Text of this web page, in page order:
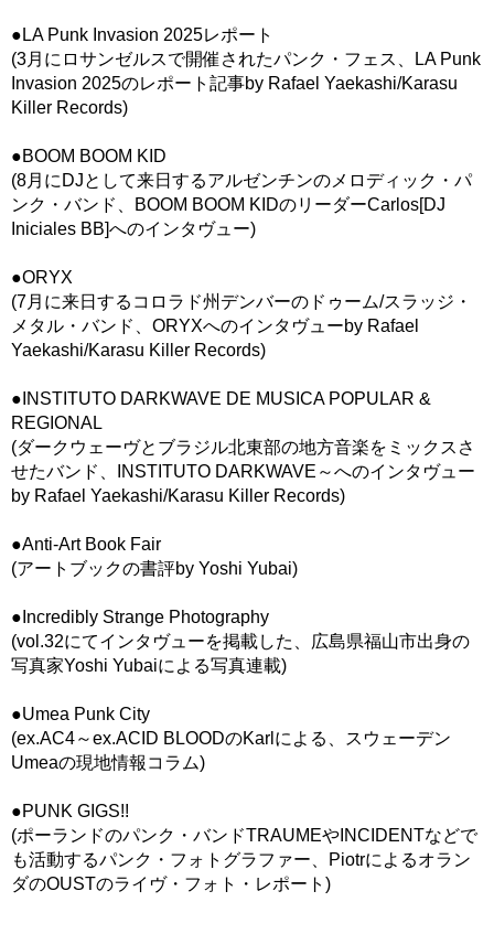
●LA Punk Invasion 2025レポート
(3月にロサンゼルスで開催されたパンク・フェス、LA Punk
Invasion 2025のレポート記事by Rafael Yaekashi/Karasu
Killer Records)
●BOOM BOOM KID
(8月にDJとして来日するアルゼンチンのメロディック・パ
ンク・バンド、BOOM BOOM KIDのリーダーCarlos[DJ
Iniciales BB]へのインタヴュー)
●ORYX
(7月に来日するコロラド州デンバーのドゥーム/スラッジ・
メタル・バンド、ORYXへのインタヴューby Rafael
Yaekashi/Karasu Killer Records)
●INSTITUTO DARKWAVE DE MUSICA POPULAR &
REGIONAL
(ダークウェーヴとブラジル北東部の地方音楽をミックスさ
せたバンド、INSTITUTO DARKWAVE～へのインタヴュー
by Rafael Yaekashi/Karasu Killer Records)
●Anti-Art Book Fair
(アートブックの書評by Yoshi Yubai)
●Incredibly Strange Photography
(vol.32にてインタヴューを掲載した、広島県福山市出身の
写真家Yoshi Yubaiによる写真連載)
●Umea Punk City
(ex.AC4～ex.ACID BLOODのKarlによる、スウェーデン
Umeaの現地情報コラム)
●PUNK GIGS!!
(ポーランドのパンク・バンドTRAUMEやINCIDENTなどで
も活動するパンク・フォトグラファー、Piotrによるオラン
ダのOUSTのライヴ・フォト・レポート)